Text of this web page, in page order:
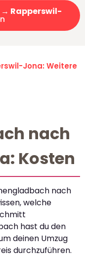
Rapperswil-
Jona: Weitere
nach
Kosten
nach
welche
hast du den
deinen Umzug
durchzuführen.